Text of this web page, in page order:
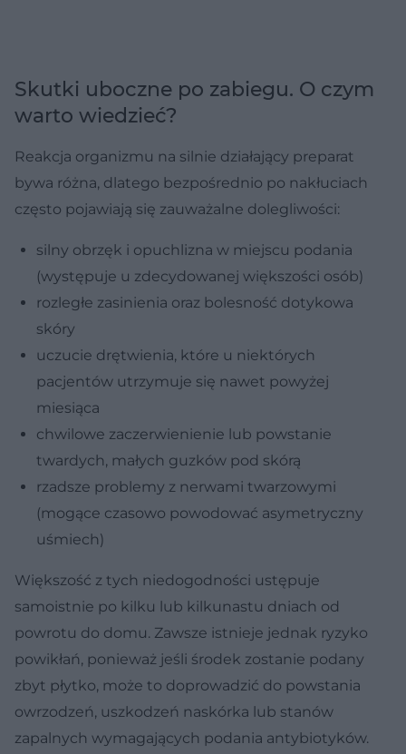
Skutki uboczne po zabiegu. O czym
warto wiedzieć?
Reakcja organizmu na silnie działający preparat
bywa różna, dlatego bezpośrednio po nakłuciach
często pojawiają się zauważalne dolegliwości:
silny obrzęk i opuchlizna w miejscu podania
(występuje u zdecydowanej większości osób)
rozległe zasinienia oraz bolesność dotykowa
skóry
uczucie drętwienia, które u niektórych
pacjentów utrzymuje się nawet powyżej
miesiąca
chwilowe zaczerwienienie lub powstanie
twardych, małych guzków pod skórą
rzadsze problemy z nerwami twarzowymi
(mogące czasowo powodować asymetryczny
uśmiech)
Większość z tych niedogodności ustępuje
samoistnie po kilku lub kilkunastu dniach od
powrotu do domu. Zawsze istnieje jednak ryzyko
powikłań, ponieważ jeśli środek zostanie podany
zbyt płytko, może to doprowadzić do powstania
owrzodzeń, uszkodzeń naskórka lub stanów
zapalnych wymagających podania antybiotyków.